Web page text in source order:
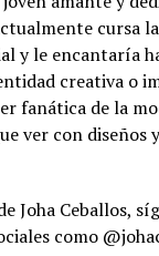
cursa
y le encantaría
creativa o
fanática de la
ver con diseños
Joha Ceballos,
como